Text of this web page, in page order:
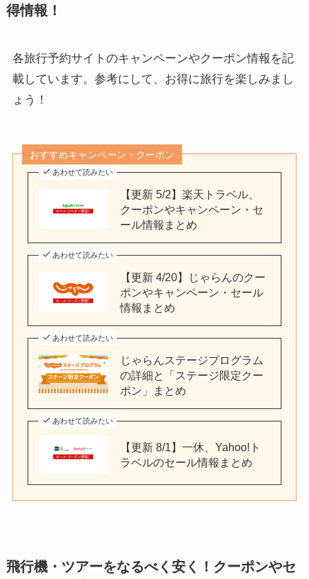
得情報！
各旅行予約サイトのキャンペーンやクーポン情報を記
載しています。参考にして、お得に旅行を楽しみまし
ょう！
おすすめキャンペーン・クーポン
あわせて読みたい
【更新 5/2】楽天トラベル、
クーポンやキャンペーン・セ
ール情報まとめ
あわせて読みたい
【更新 4/20】じゃらんのクー
ポンやキャンペーン・セール
情報まとめ
あわせて読みたい
じゃらんステージプログラム
の詳細と「ステージ限定クー
ポン」まとめ
あわせて読みたい
【更新 8/1】一休、Yahoo!ト
ラベルのセール情報まとめ
飛行機・ツアーをなるべく安く！クーポンやセ